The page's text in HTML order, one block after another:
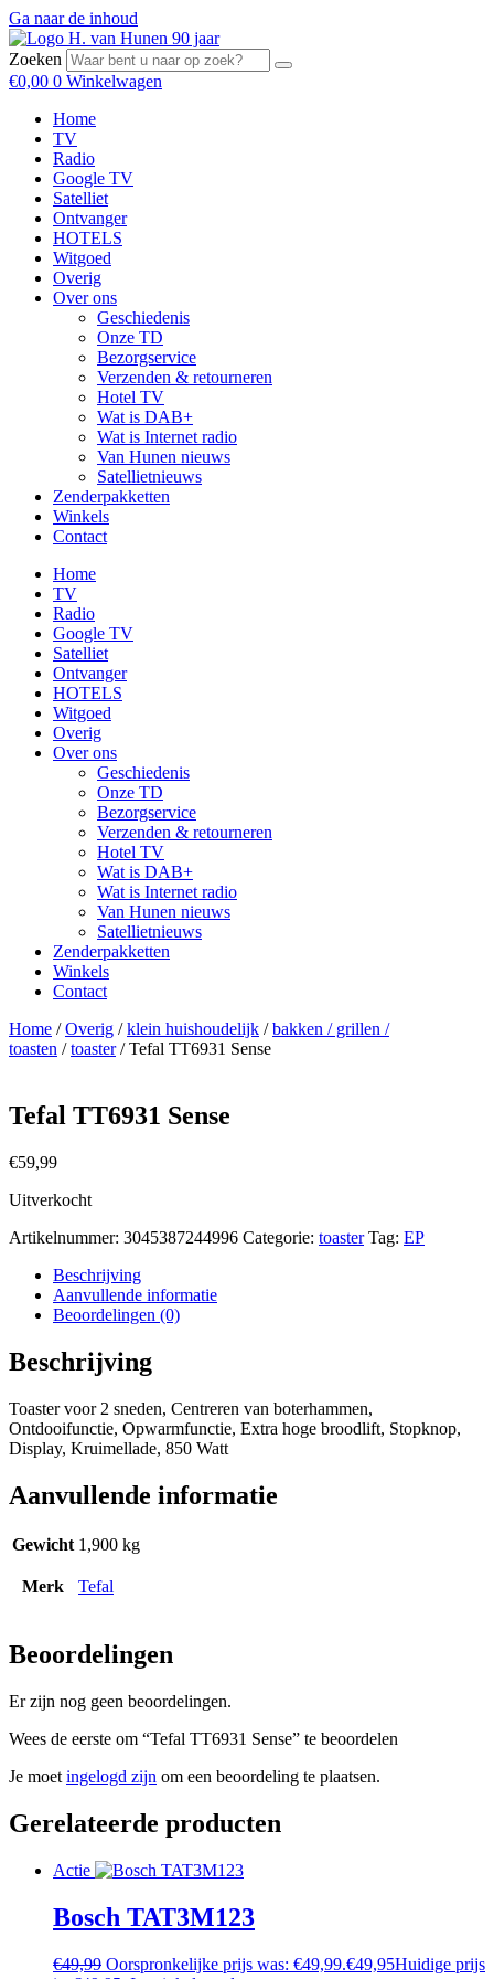
Ga naar de inhoud
Zoeken
€0,00 0 Winkelwagen
Home
TV
Radio
Google TV
Satelliet
Ontvanger
HOTELS
Witgoed
Overig
Over ons
Geschiedenis
Onze TD
Bezorgservice
Verzenden & retourneren
Hotel TV
Wat is DAB+
Wat is Internet radio
Van Hunen nieuws
Satellietnieuws
Zenderpakketten
Winkels
Contact
Home
TV
Radio
Google TV
Satelliet
Ontvanger
HOTELS
Witgoed
Overig
Over ons
Geschiedenis
Onze TD
Bezorgservice
Verzenden & retourneren
Hotel TV
Wat is DAB+
Wat is Internet radio
Van Hunen nieuws
Satellietnieuws
Zenderpakketten
Winkels
Contact
Home /Overig /klein huishoudelijk /bakken / grillen /
toasten /toaster/ Tefal TT6931 Sense
Tefal TT6931 Sense
€59,99
Uitverkocht
Artikelnummer: 3045387244996 Categorie: toaster Tag: EP
Beschrijving
Aanvullende informatie
Beoordelingen (0)
Beschrijving
Toaster voor 2 sneden, Centreren van boterhammen,
Ontdooifunctie, Opwarmfunctie, Extra hoge broodlift, Stopknop,
Display, Kruimellade, 850 Watt
Aanvullende informatie
Gewicht 1,900 kg
Merk Tefal
Beoordelingen
Er zijn nog geen beoordelingen.
Wees de eerste om “Tefal TT6931 Sense” te beoordelen
Je moet ingelogd zijn om een beoordeling te plaatsen.
Gerelateerde producten
Actie
Bosch TAT3M123
€49,99 Oorspronkelijke prijs was: €49,99.€49,95Huidige prijs